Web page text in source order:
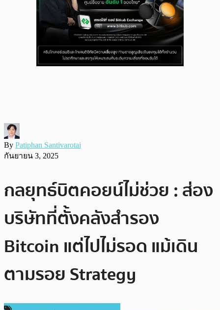
By Patiphan Santivarotai
กันยายน 3, 2025
กลยุทธ์บิตคอยน์ไม่ช่วย : ส่อง
บริษัทที่ตั้งคลังสำรอง
Bitcoin แต่ไปไม่รอด แม้เดิน
ตามรอย Strategy